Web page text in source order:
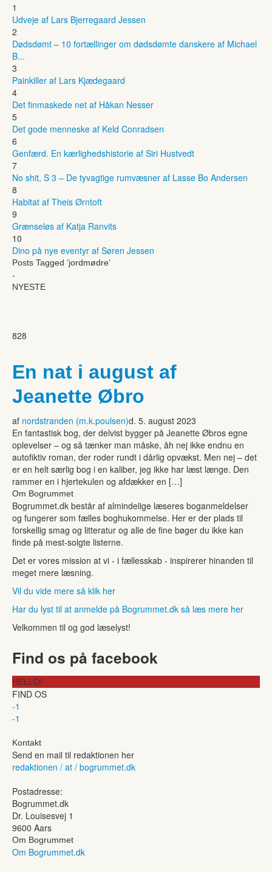
1
Udveje af Lars Bjerregaard Jessen
2
Dødsdømt – 10 fortællinger om dødsdømte danskere af Michael
B...
3
Painkiller af Lars Kjædegaard
4
Det finmaskede net af Håkan Nesser
5
Det gode menneske af Keld Conradsen
6
Genfærd. En kærlighedshistorie af Siri Hustvedt
7
No shit, S 3 – De tyvagtige rumvæsner af Lasse Bo Andersen
8
Habitat af Theis Ørntoft
9
Grænseløs af Katja Ranvits
10
Dino på nye eventyr af Søren Jessen
Posts Tagged ‘jordmødre’
-
NYESTE
828
En nat i august af
Jeanette Øbro
af nordstranden (m.k.poulsen)d. 5. august 2023
En fantastisk bog, der delvist bygger på Jeanette Øbros egne
oplevelser – og så tænker man måske, åh nej ikke endnu en
autofiktiv roman, der roder rundt i dårlig opvækst. Men nej – det
er en helt særlig bog i en kaliber, jeg ikke har læst længe. Den
rammer en i hjertekulen og afdækker en […]
Om Bogrummet
Bogrummet.dk består af almindelige læseres boganmeldelser
og fungerer som fælles boghukommelse. Her er der plads til
forskellig smag og litteratur og alle de fine bøger du ikke kan
finde på mest-solgte listerne.
Det er vores mission at vi - i fællesskab - inspirerer hinanden til
meget mere læsning.
Vil du vide mere så klik her
Har du lyst til at anmelde på Bogrummet.dk så læs mere her
Velkommen til og god læselyst!
Find os på facebook
HELLO!
FIND OS
-1
-1
Kontakt
Send en mail til redaktionen her
redaktionen / at / bogrummet.dk
Postadresse:
Bogrummet.dk
Dr. Louisesvej 1
9600 Aars
Om Bogrummet
Om Bogrummet.dk